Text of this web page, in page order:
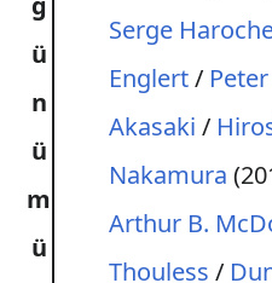
ü
n
ü
m
ü
Serge
Englert/
Akasaki /
Nakamura
Arthur B.
Thouless /